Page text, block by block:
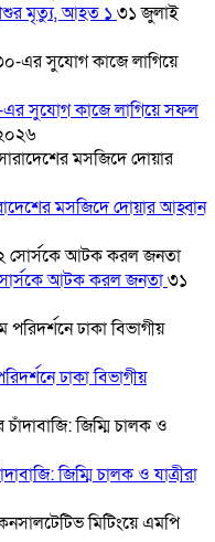
মৃত্যু, আহত ১ ৩১ জুলাই
এর সুযোগ কাজে লাগিয়ে সফল
মসজিদে দোয়ার আহ্বান
আটক করল জনতা৩১
ঢাকা বিভাগীয়
জিম্মি চালক ও যাত্রীরা